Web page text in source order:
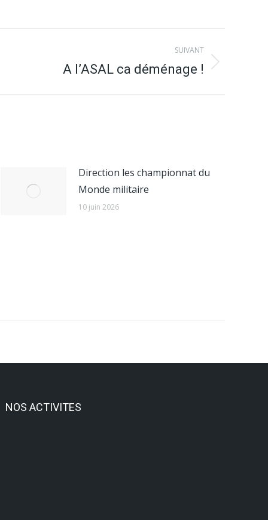
SUIVANT
A l’ASAL ca déménage !
Direction les championnat du
Monde militaire
10 juin 2026
NOS ACTIVITES